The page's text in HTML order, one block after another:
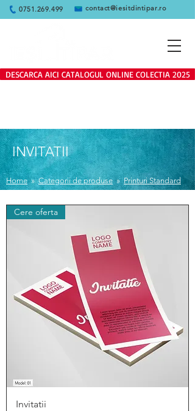
0751.269.499 contact@iesitdintipar.ro
DESCARCA AICI CATALOGUL ONLINE COLECTIA 2025
INVITATII
Home»Categorii de produse»Printuri Standard
Cere oferta
Invitatii